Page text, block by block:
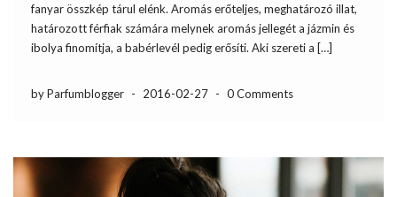
fanyar összkép tárul elénk. Aromás erőteljes, meghatározó illat,
határozott férfiak számára melynek aromás jellegét a jázmin és
ibolya finomítja, a babérlevél pedig erősíti. Aki szereti a […]
by Parfumblogger - 2016-02-27 - 0 Comments